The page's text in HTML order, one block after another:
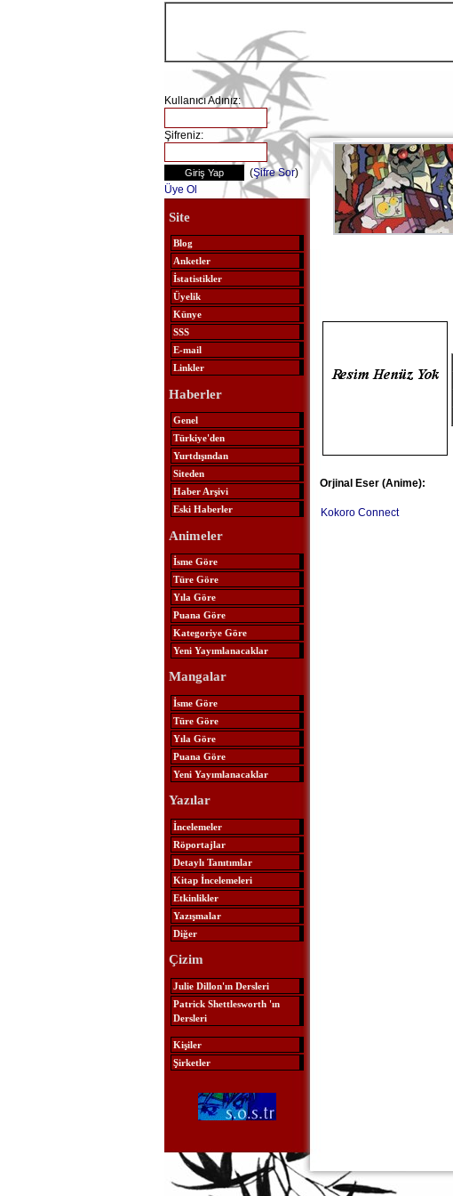
Kullanıcı Adınız:
Şifreniz:
(Şifre Sor)
Üye Ol
Site
Blog
Anketler
İstatistikler
Üyelik
Künye
SSS
E-mail
Linkler
Haberler
Genel
Türkiye'den
Yurtdışından
Siteden
Haber Arşivi
Eski Haberler
Animeler
İsme Göre
Türe Göre
Yıla Göre
Puana Göre
Kategoriye Göre
Yeni Yayımlanacaklar
Mangalar
İsme Göre
Türe Göre
Yıla Göre
Puana Göre
Yeni Yayımlanacaklar
Yazılar
İncelemeler
Röportajlar
Detaylı Tanıtımlar
Kitap İncelemeleri
Etkinlikler
Yazışmalar
Diğer
Çizim
Julie Dillon'ın Dersleri
Patrick Shettlesworth 'ın
Dersleri
Kişiler
Şirketler
Orjinal Eser (Anime):
Kokoro Connect